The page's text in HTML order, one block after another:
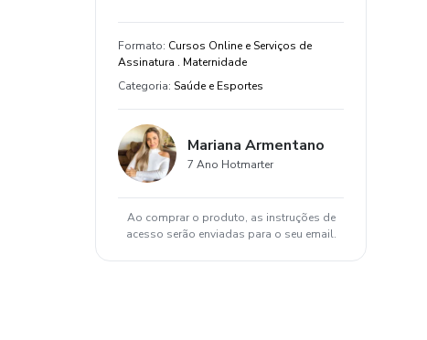
Formato: Cursos Online e Serviços de
Assinatura . Maternidade
Categoria: Saúde e Esportes
Mariana Armentano
7 Ano Hotmarter
Ao comprar o produto, as instruções de
acesso serão enviadas para o seu email.